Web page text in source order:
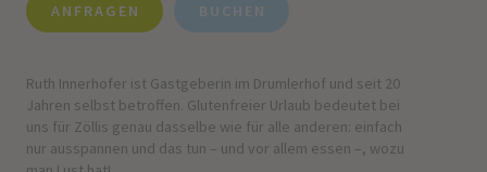
ANFRAGEN BUCHEN
Ruth Innerhofer ist Gastgeberin im Drumlerhof und seit 20
Jahren selbst betroffen. Glutenfreier Urlaub bedeutet bei
uns für Zöllis genau dasselbe wie für alle anderen: einfach
nur ausspannen und das tun – und vor allem essen –, wozu